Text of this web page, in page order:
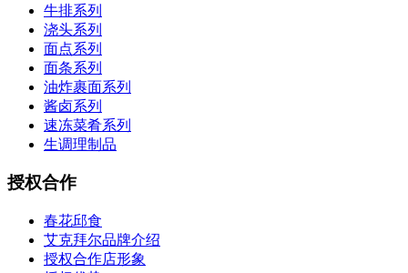
牛排系列
浇头系列
面点系列
面条系列
油炸裹面系列
酱卤系列
速冻菜肴系列
生调理制品
授权合作
春花邱食
艾克拜尔品牌介绍
授权合作店形象